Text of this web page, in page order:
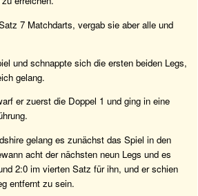
7 Matchdarts, vergab sie aber alle und
und schnappte sich die ersten beiden Legs,
gelang.
er zuerst die Doppel 1 und ging in eine
gelang es zunächst das Spiel in den
acht der nächsten neun Legs und es
2:0 im vierten Satz für ihn, und er schien
entfernt zu sein.